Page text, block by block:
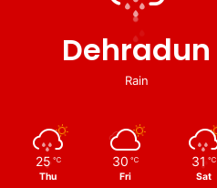
Dehradun
Rain
25 ℃
Thu
30 ℃
Fri
31 ℃
Sat